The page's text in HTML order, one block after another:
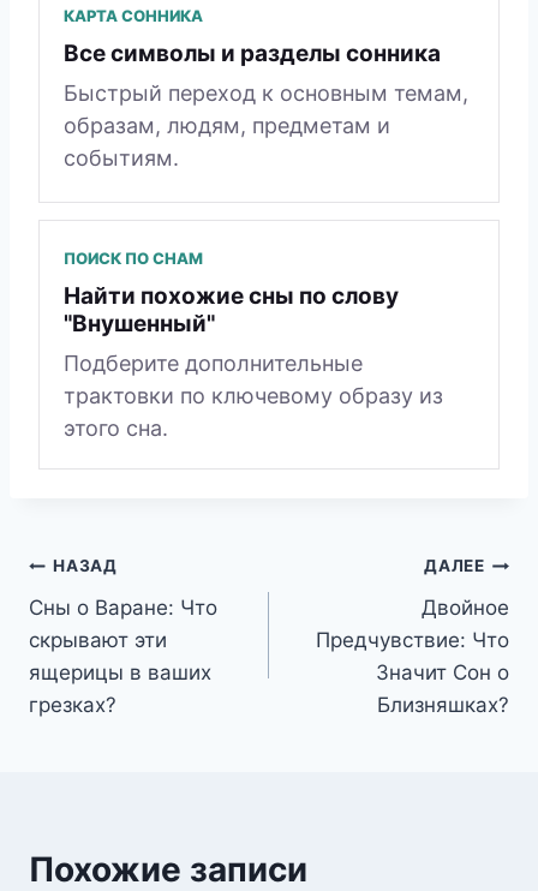
КАРТА СОННИКА
Все символы и разделы сонника
Быстрый переход к основным темам,
образам, людям, предметам и
событиям.
ПОИСК ПО СНАМ
Найти похожие сны по слову
"Внушенный"
Подберите дополнительные
трактовки по ключевому образу из
этого сна.
Навигация
по
записям
НАЗАД
Сны о Варане: Что
скрывают эти
ящерицы в ваших
грезках?
ДАЛЕЕ
Двойное
Предчувствие: Что
Значит Сон о
Близняшках?
Похожие записи